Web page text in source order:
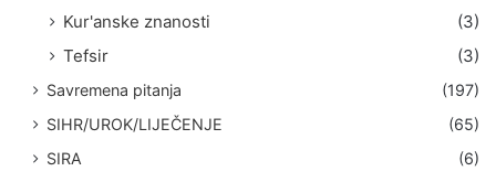
Kur'anske znanosti
(3)
Tefsir
(3)
Savremena pitanja
(197)
SIHR/UROK/LIJEČENJE
(65)
SIRA
(6)